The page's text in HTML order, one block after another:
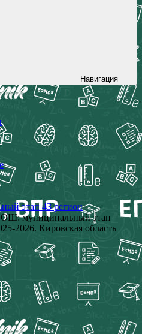
Навигация
этап 43 регион
муниципальный этап
2026. Кировская область